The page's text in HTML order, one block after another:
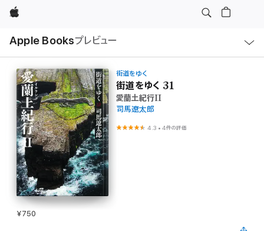
Apple
Apple Booksプレビュー
ル
街道をゆく
街道をゆく 31
愛蘭土紀行II
司馬遼太郎
4.3 •4件の評価
¥750